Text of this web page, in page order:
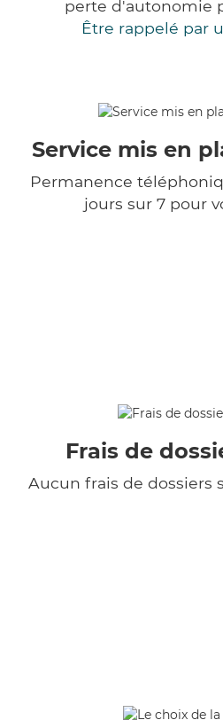
perte d'autonomie
Être rappelé par
Service mis en
Permanence
jours sur 7 pour
Frais de
Aucun frais de dossiers